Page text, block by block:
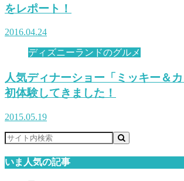
をレポート！
2016.04.24
ディズニーランドのグルメ
人気ディナーショー「ミッキー＆
初体験してきました！
2015.05.19
いま人気の記事